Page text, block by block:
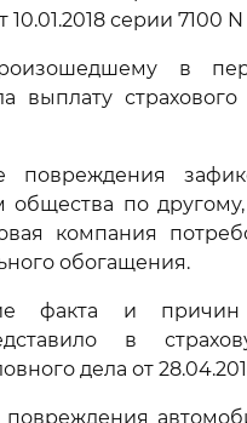
серии 7100
в
выплату
повреждения
по
компания
обогащения.
факта и причин
в
дела от